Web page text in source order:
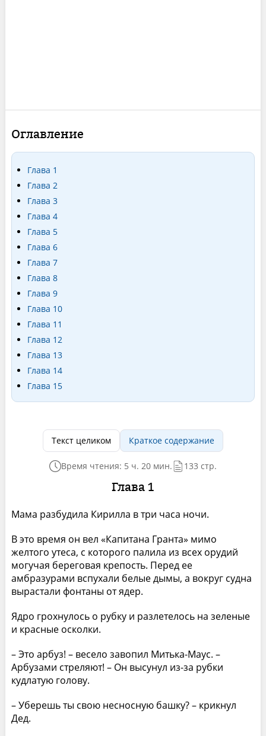
Оглавление
Глава 1
Глава 2
Глава 3
Глава 4
Глава 5
Глава 6
Глава 7
Глава 8
Глава 9
Глава 10
Глава 11
Глава 12
Глава 13
Глава 14
Глава 15
Текст целиком Краткое содержание
Время чтения: 5 ч. 20 мин. 133 стр.
Глава 1
Мама разбудила Кирилла в три часа ночи.
В это время он вел «Капитана Гранта» мимо
желтого утеса, с которого палила из всех орудий
могучая береговая крепость. Перед ее
амбразурами вспухали белые дымы, а вокруг судна
вырастали фонтаны от ядер.
Ядро грохнулось о рубку и разлетелось на зеленые
и красные осколки.
– Это арбуз! – весело завопил Митька-Маус. –
Арбузами стреляют! – Он высунул из-за рубки
кудлатую голову.
– Уберешь ты свою несносную башку? – крикнул
Дед.